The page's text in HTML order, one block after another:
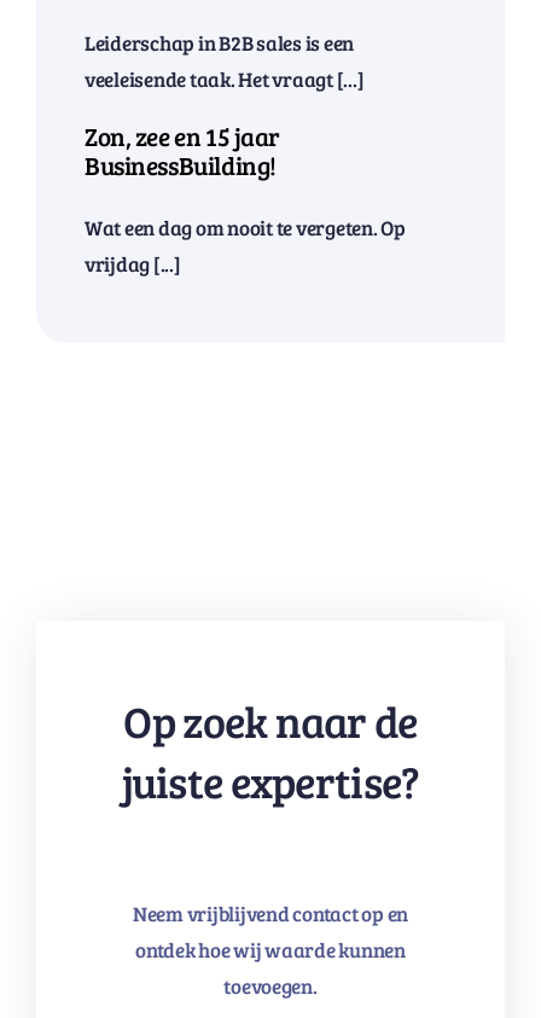
Leiderschap in B2B sales is een
veeleisende taak. Het vraagt [...]
Zon, zee en 15 jaar
BusinessBuilding!
Wat een dag om nooit te vergeten. Op
vrijdag [...]
Op zoek naar de
juiste expertise?
Neem vrijblijvend contact op en
ontdek hoe wij waarde kunnen
toevoegen.